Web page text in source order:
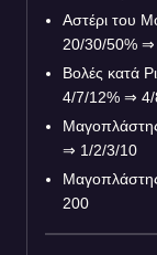
Αστέρι του
20/30/50% ⇒
Βολές κατά
4/7/12% ⇒
⇒ 1/2/3/10
200